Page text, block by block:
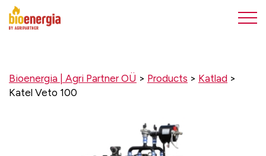
Bioenergia | Agri Partner OÜ > Products > Katlad >
Katel Veto 100